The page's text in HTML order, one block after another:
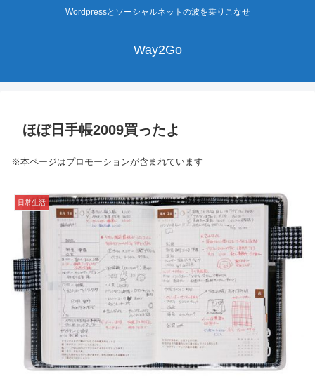
Wordpressとソーシャルネットの波を乗りこなせ
Way2Go
ほぼ日手帳2009買ったよ
※本ページはプロモーションが含まれています
日常生活